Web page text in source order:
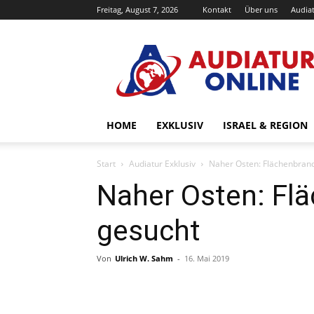
Freitag, August 7, 2026 Kontakt Über uns
Online
HOME EXKLUSIV ISRAEL & REGION
Start Audiatur Exklusiv Naher Osten:
Naher Osten:
gesucht
Von Ulrich W. Sahm - 16. Mai 2019